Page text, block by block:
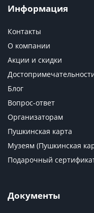
Информация
Контакты
О компании
Акции и скидки
Блог
Вопрос-ответ
Организаторам
Пушкинская карта
Музеям (Пушкинская
Подарочный
Документы